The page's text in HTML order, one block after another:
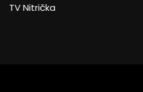
TV Nitrička